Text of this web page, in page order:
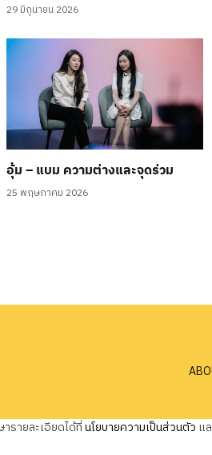
29 มิถุนายน 2026
อุ้ม – แบม ความต่างและจุดร่วม
25 พฤษภาคม 2026
รายละเอียดได้ที่นโยบายความเป็นส่วนตัว แ